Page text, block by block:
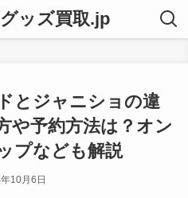
ッズ買取.jp
とジャニショの違
や予約方法は？オン
プなども解説
10月6日